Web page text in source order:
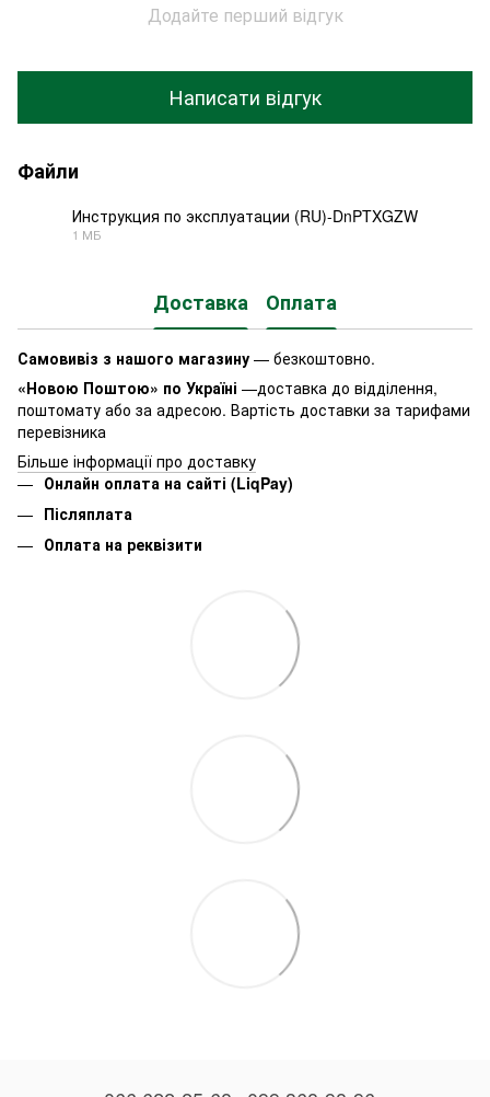
Додайте перший відгук
Написати відгук
Файли
Инструкция по эксплуатации (RU)-DnPTXGZW
1 МБ
Доставка Оплата
Самовивіз з нашого магазину — безкоштовно.
«Новою Поштою» по Україні —доставка до відділення,
поштомату або за адресою. Вартість доставки за тарифами
перевізника
Більше інформації про доставку
Онлайн оплата на сайті (LiqPay)
Післяплата
Оплата на реквізити